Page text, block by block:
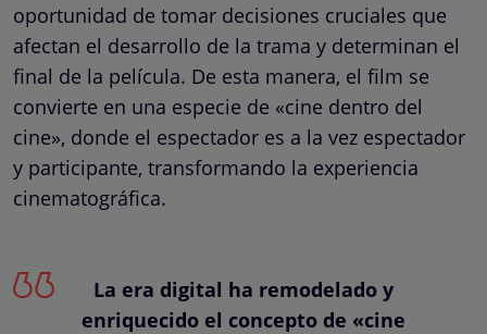
oportunidad de tomar decisiones cruciales que
afectan el desarrollo de la trama y determinan el
final de la película. De esta manera, el film se
convierte en una especie de «cine dentro del
cine», donde el espectador es a la vez espectador
y participante, transformando la experiencia
cinematográfica.
La era digital ha remodelado y
enriquecido el concepto de «cine